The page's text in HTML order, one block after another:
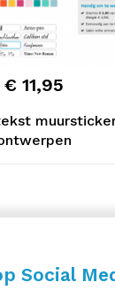
€ 11,95
Social